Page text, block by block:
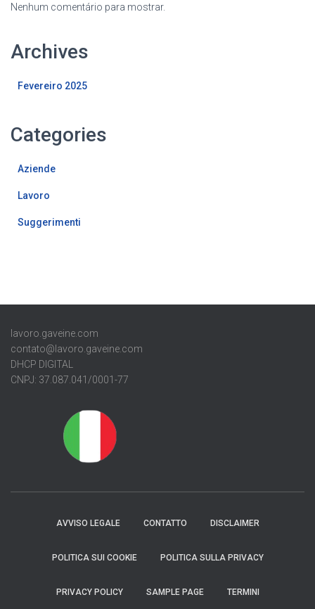
Nenhum comentário para mostrar.
Archives
Fevereiro 2025
Categories
Aziende
Lavoro
Suggerimenti
lavoro.gaveine.com
contato@lavoro.gaveine.com
DHCP DIGITAL
CNPJ: 37.087.041/0001-77
AVVISO LEGALE CONTATTO DISCLAIMER
POLITICA SUI COOKIE POLITICA SULLA PRIVACY
PRIVACY POLICY SAMPLE PAGE TERMINI